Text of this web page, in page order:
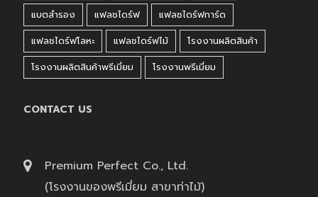
แบตสำรอง
แฟลชไดร์ฟ
แฟลชไดร์ฟการ์ด
แฟลชไดร์ฟโลหะ
แฟลชไดร์ฟไม้
โรงงานผลิตสินค้า
โรงงานผลิตสินค้าพรีเมี่ยม
โรงงานพรีเมี่ยม
CONTACT US
Premium Perfect Co., Ltd.
(โรงงานของพรีเมี่ยม สาขาท่าไม้)